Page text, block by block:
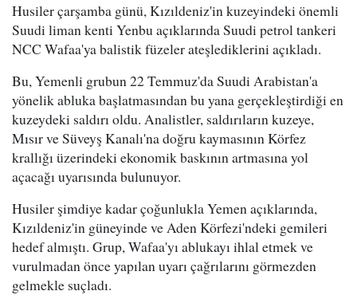
Husiler çarşamba günü, Kızıldeniz'in kuzeyindeki önemli
Suudi liman kenti Yenbu açıklarında Suudi petrol tankeri
NCC Wafaa'ya balistik füzeler ateşlediklerini açıkladı.
Bu, Yemenli grubun 22 Temmuz'da Suudi Arabistan'a
yönelik abluka başlatmasından bu yana gerçekleştirdiği en
kuzeydeki saldırı oldu. Analistler, saldırıların kuzeye,
Mısır ve Süveyş Kanalı'na doğru kaymasının Körfez
krallığı üzerindeki ekonomik baskının artmasına yol
açacağı uyarısında bulunuyor.
Husiler şimdiye kadar çoğunlukla Yemen açıklarında,
Kızıldeniz'in güneyinde ve Aden Körfezi'ndeki gemileri
hedef almıştı. Grup, Wafaa'yı ablukayı ihlal etmek ve
vurulmadan önce yapılan uyarı çağrılarını görmezden
gelmekle suçladı.